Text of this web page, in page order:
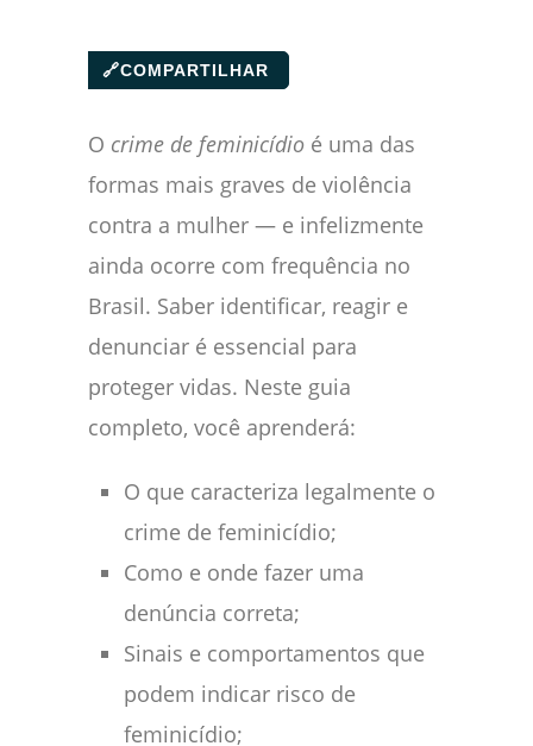
🔗COMPARTILHAR
O crime de feminicídio é uma das
formas mais graves de violência
contra a mulher — e infelizmente
ainda ocorre com frequência no
Brasil. Saber identificar, reagir e
denunciar é essencial para
proteger vidas. Neste guia
completo, você aprenderá:
O que caracteriza legalmente o
crime de feminicídio;
Como e onde fazer uma
denúncia correta;
Sinais e comportamentos que
podem indicar risco de
feminicídio;